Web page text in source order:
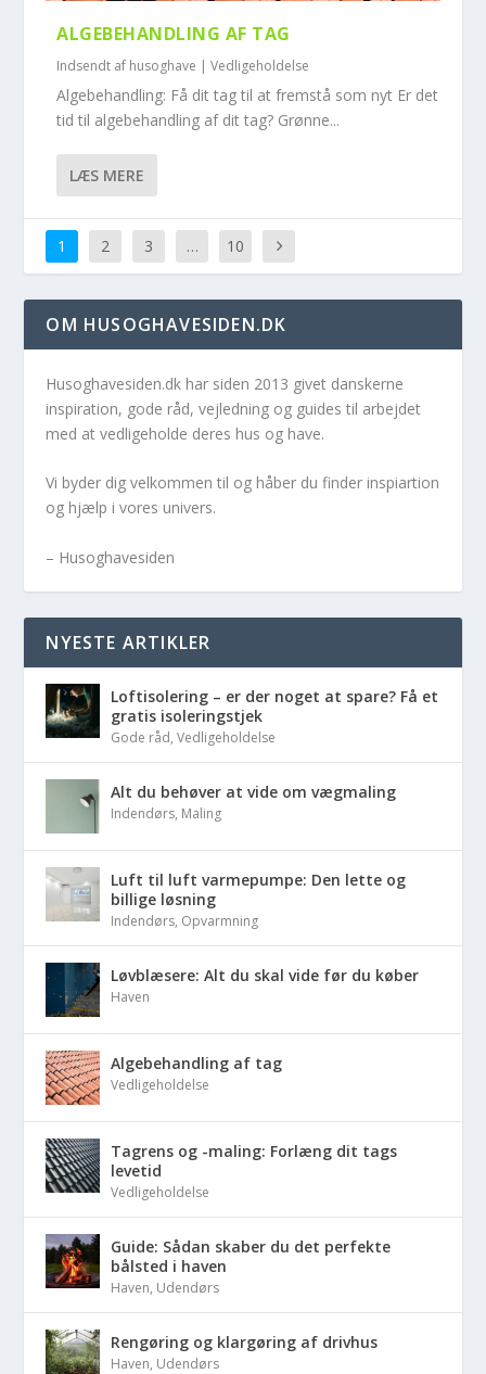
ALGEBEHANDLING AF TAG
Indsendt af husoghave |Vedligeholdelse
Algebehandling: Få dit tag til at fremstå som nyt Er det
tid til algebehandling af dit tag? Grønne...
LÆS MERE
1 2 3 … 10
OM HUSOGHAVESIDEN.DK
Husoghavesiden.dk har siden 2013 givet danskerne
inspiration, gode råd, vejledning og guides til arbejdet
med at vedligeholde deres hus og have.
Vi byder dig velkommen til og håber du finder inspiartion
og hjælp i vores univers.
– Husoghavesiden
NYESTE ARTIKLER
Loftisolering – er der noget at spare? Få et
gratis isoleringstjek
Gode råd,Vedligeholdelse
Alt du behøver at vide om vægmaling
Indendørs, Maling
Luft til luft varmepumpe: Den lette og
billige løsning
Indendørs, Opvarmning
Løvblæsere: Alt du skal vide før du køber
Haven
Algebehandling af tag
Vedligeholdelse
Tagrens og -maling: Forlæng dit tags
levetid
Vedligeholdelse
Guide: Sådan skaber du det perfekte
bålsted i haven
Haven, Udendørs
Rengøring og klargøring af drivhus
Haven, Udendørs